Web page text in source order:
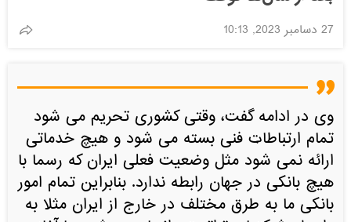
27 دسامبر 2023, 10:13
وی در ادامه گفت، وقتی کشوری تحریم می شود
تمام ارتباطات فنی بسته می شود و هیچ خدماتی
ارائه نمی شود مثل وضعیت فعلی ایران که رسما با
هیچ بانکی در جهان رابطه ندارد. بنابراین تمام امور
بانکی ما به طرق مختلف در خارج از ایران مثلا به